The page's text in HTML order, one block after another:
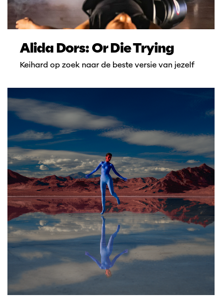
Alida Dors: Or Die Trying
Keihard op zoek naar de beste versie van jezelf